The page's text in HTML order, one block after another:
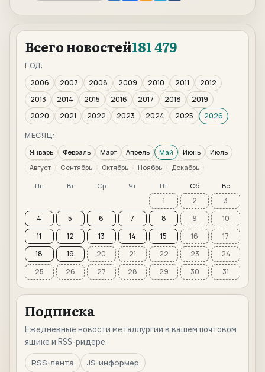
Всего новостей181 479
ГОД:
2006
2007 2008 2009 2010 2011
2012
2013
2014 2015 2016 2017 2018
2019
2020
2021 2022 2023 2024 2025
2026
МЕСЯЦ:
Январь Февраль Март Апрель Май Июнь
Июль
Август
Сентябрь Октябрь Ноябрь Декабрь
Пн Вт Ср Чт Пт Сб Вс
1 2
3
4
5 6 7 8 9
10
11
12 13 14 15 16
17
18
19 20 21 22 23
24
25
26 27 28 29 30 31
Подписка
Ежедневные новости металлургии в вашем почтовом
ящике и RSS-ридере.
RSS-лента
JS-информер